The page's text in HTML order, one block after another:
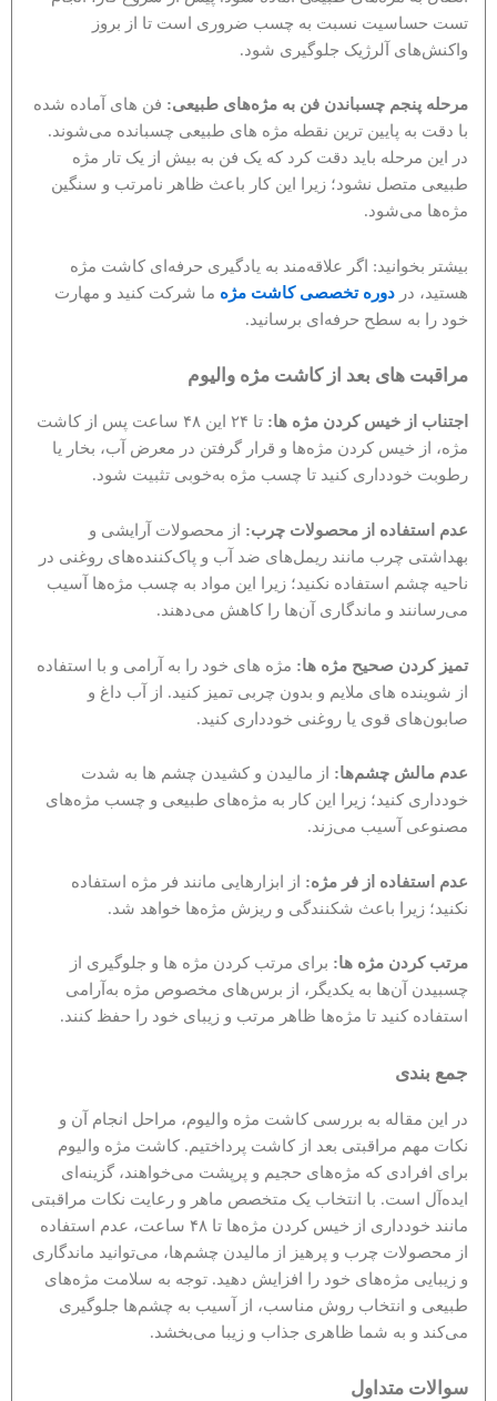
تست حساسیت نسبت به چسب ضروری است تا از بروز
واکنش‌های آلرژیک جلوگیری شود.
مرحله پنجم چسباندن فن به مژه‌های طبیعی: فن های آماده شده
با دقت به پایین ترین نقطه مژه های طبیعی چسبانده می‌شوند.
در این مرحله باید دقت کرد که یک فن به بیش از یک تار مژه
طبیعی متصل نشود؛ زیرا این کار باعث ظاهر نامرتب و سنگین
مژه‌ها می‌شود.
بیشتر بخوانید: اگر علاقه‌مند به یادگیری حرفه‌ای کاشت مژه
هستید، در دوره تخصصی کاشت مژه ما شرکت کنید و مهارت
خود را به سطح حرفه‌ای برسانید.
مراقبت های بعد از کاشت مژه والیوم
اجتناب از خیس کردن مژه‌ ها:
تا ۲۴ این ۴۸ ساعت پس از کاشت
مژه، از خیس کردن مژه‌ها و قرار گرفتن در معرض آب، بخار یا
رطوبت خودداری کنید تا چسب مژه به‌خوبی تثبیت شود.
عدم استفاده از محصولات چرب: از محصولات آرایشی و
بهداشتی چرب مانند ریمل‌های ضد آب و پاک‌کننده‌های روغنی در
ناحیه چشم استفاده نکنید؛ زیرا این مواد به چسب مژه‌ها آسیب
می‌رسانند و ماندگاری آن‌ها را کاهش می‌دهند.
تمیز کردن صحیح مژه‌ ها: مژه های خود را به آرامی و با استفاده
از شوینده های ملایم و بدون چربی تمیز کنید. از آب داغ و
صابون‌های قوی یا روغنی خودداری کنید.
عدم مالش چشم‌ها: از مالیدن و کشیدن چشم ها به شدت
خودداری کنید؛ زیرا این کار به مژه‌های طبیعی و چسب مژه‌های
مصنوعی آسیب می‌زند.
عدم استفاده از فر مژه: از ابزارهایی مانند فر مژه استفاده
نکنید؛ زیرا باعث شکنندگی و ریزش مژه‌ها خواهد شد.
مرتب کردن مژه‌ ها: برای مرتب کردن مژه ها و جلوگیری از
چسبیدن آن‌ها به یکدیگر، از برس‌های مخصوص مژه به‌آرامی
استفاده کنید تا مژه‌ها ظاهر مرتب و زیبای خود را حفظ کنند.
جمع بندی
در این مقاله به بررسی کاشت مژه والیوم، مراحل انجام آن و
نکات مهم مراقبتی بعد از کاشت پرداختیم. کاشت مژه والیوم
برای افرادی که مژه‌های حجیم و پرپشت می‌خواهند، گزینه‌ای
ایده‌آل است. با انتخاب یک متخصص ماهر و رعایت نکات مراقبتی
مانند خودداری از خیس کردن مژه‌ها تا ۴۸ ساعت، عدم استفاده
از محصولات چرب و پرهیز از مالیدن چشم‌ها، می‌توانید ماندگاری
و زیبایی مژه‌های خود را افزایش دهید. توجه به سلامت مژه‌های
طبیعی و انتخاب روش مناسب، از آسیب به چشم‌ها جلوگیری
می‌کند و به شما ظاهری جذاب و زیبا می‌بخشد.
سوالات متداول